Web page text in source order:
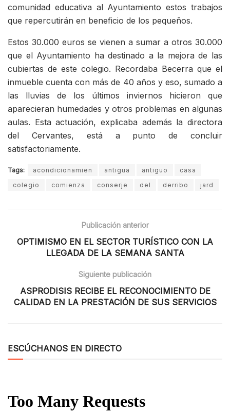
comunidad educativa al Ayuntamiento estos trabajos
que repercutirán en beneficio de los pequeños.
Estos 30.000 euros se vienen a sumar a otros 30.000
que el Ayuntamiento ha destinado a la mejora de las
cubiertas de este colegio. Recordaba Becerra que el
inmueble cuenta con más de 40 años y eso, sumado a
las lluvias de los últimos inviernos hicieron que
aparecieran humedades y otros problemas en algunas
aulas. Esta actuación, explicaba además la directora
del Cervantes, está a punto de concluir
satisfactoriamente.
Tags: acondicionamien antigua antiguo
casa
colegio
comienza conserje del derribo jard
Publicación anterior
OPTIMISMO EN EL SECTOR TURÍSTICO CON LA
LLEGADA DE LA SEMANA SANTA
Siguiente publicación
ASPRODISIS RECIBE EL RECONOCIMIENTO DE
CALIDAD EN LA PRESTACIÓN DE SUS SERVICIOS
ESCÚCHANOS EN DIRECTO